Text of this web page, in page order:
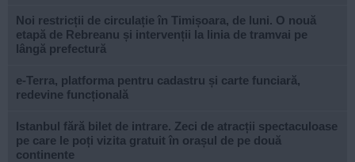
Noi restricții de circulație în Timișoara, de luni. O nouă
etapă de Rebreanu și intervenții la linia de tramvai pe
lângă prefectură
e-Terra, platforma pentru cadastru și carte funciară,
redevine funcțională
Istanbul fără bilet de intrare. Zeci de atracții spectaculoase
pe care le poți vizita gratuit în orașul de pe două
continente